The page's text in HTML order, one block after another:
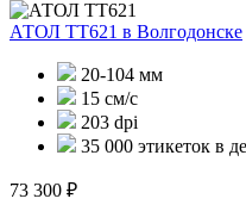
АТОЛ TT621 в Волгодонске
20-104 мм
15 см/с
203 dpi
35 000 этикеток в
73 300 ₽